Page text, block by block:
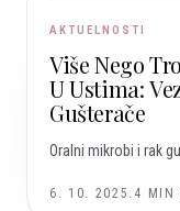
AKTUELNOSTI
Više Nego
U Ustima:
Gušterače
Oralni mikrobi i rak
6. 10. 2025. 4 MIN